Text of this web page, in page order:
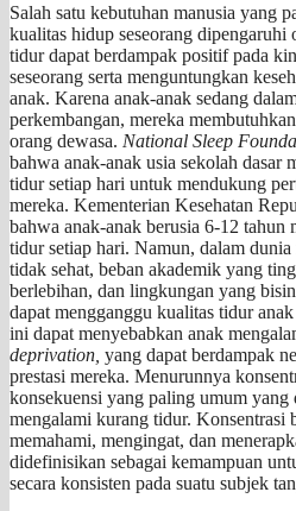
Salah satu kebutuhan manusia yang
kualitas hidup seseorang
tidur dapat berdampak positif pada
seseorang serta menguntungkan
anak. Karena anak-anak sedang
perkembangan, mereka
orang dewasa. National Sleep
bahwa anak-anak usia sekolah dasar
tidur setiap hari untuk mendukung
mereka. Kementerian Kesehatan
bahwa anak-anak berusia 6-12 tahun
tidur setiap hari. Namun, dalam
tidak sehat, beban akademik yang
berlebihan, dan lingkungan yang
dapat mengganggu kualitas tidur
ini dapat menyebabkan anak
deprivation, yang dapat berdampak
prestasi mereka. Menurunnya
konsekuensi yang paling umum
mengalami kurang tidur. Konsentrasi
memahami, mengingat, dan
didefinisikan sebagai kemampuan
secara konsisten pada suatu subjek